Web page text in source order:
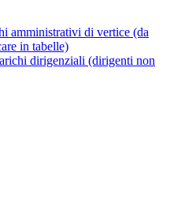
amministrativi di vertice (da
in tabelle)
dirigenziali (dirigenti non